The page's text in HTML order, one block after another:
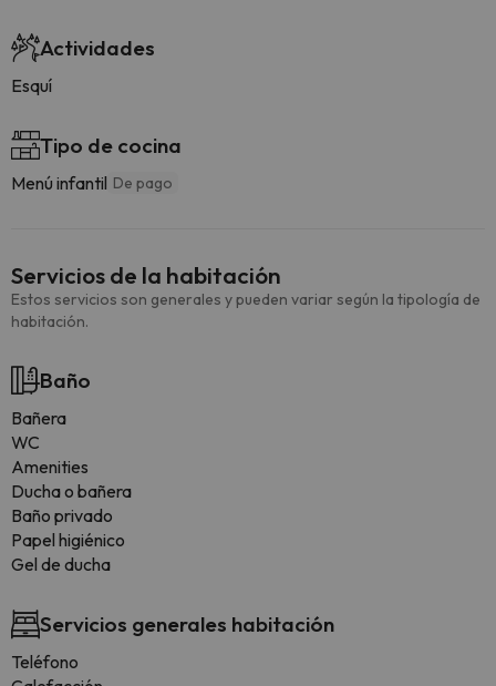
Actividades
Esquí
Tipo de cocina
Menú infantil De pago
Servicios de la habitación
Estos servicios son generales y pueden variar según la tipología de
habitación.
Baño
Bañera
WC
Amenities
Ducha o bañera
Baño privado
Papel higiénico
Gel de ducha
Servicios generales habitación
Teléfono